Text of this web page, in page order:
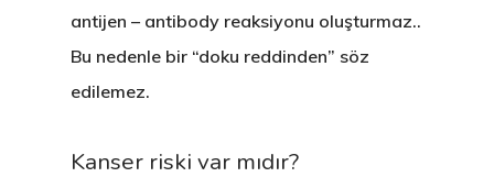
antijen – antibody reaksiyonu oluşturmaz..
Bu nedenle bir “doku reddinden” söz
edilemez.
Kanser riski var mıdır?
Kurumsal Kimlik
All On Four İmplant
Diş Beyazlatma
BRANŞLAR
Sağlık Turizmi